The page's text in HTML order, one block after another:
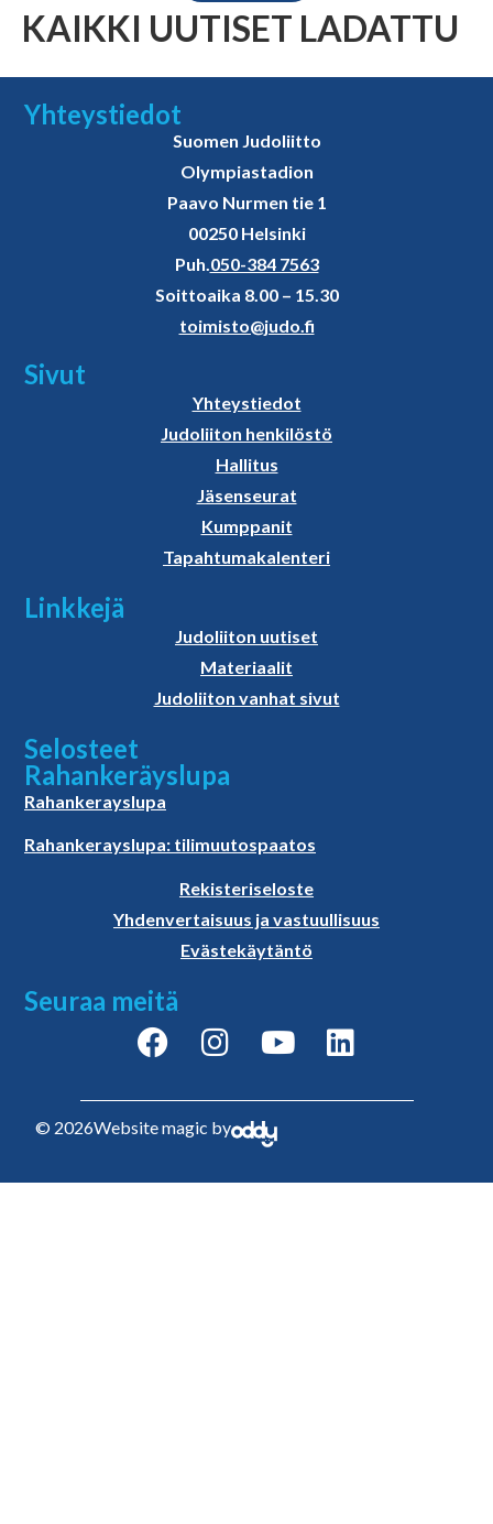
KAIKKI UUTISET LADATTU
Yhteystiedot
Suomen Judoliitto
Olympiastadion
Paavo Nurmen tie 1
00250 Helsinki
Puh.050-384 7563
Soittoaika 8.00 – 15.30
toimisto@judo.fi
Sivut
Yhteystiedot
Judoliiton henkilöstö
Hallitus
Jäsenseurat
Kumppanit
Tapahtumakalenteri
Linkkejä
Judoliiton uutiset
Materiaalit
Judoliiton vanhat sivut
Selosteet
Rahankeräyslupa
Rahankerayslupa
Rahankerayslupa: tilimuutospaatos
Rekisteriseloste
Yhdenvertaisuus ja vastuullisuus
Evästekäytäntö
Seuraa meitä
© 2026Website magic by